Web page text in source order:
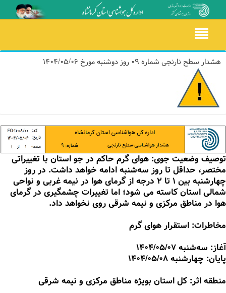
Toggle
navigation
هشدار سطح نارنجی شماره 09 روز دوشنبه مورخ 1404/05/06
توصیف وضعیت جوی: هوای گرم حاکم در جو استان با تغییراتی
مختصر، حداقل تا روز سه‌شنبه ادامه خواهد داشت. در روز
چهارشنبه بین 1 تا 2 درجه از گرمای هوا در نیمه غربی و نواحی
شمالی استان کاسته می شود؛ اما تغییرات چشمگیری در گرمای
هوا در مناطق مرکزی و نیمه شرقی روی نخواهد داد.
مخاطرات: استقرار هوای گرم
آغاز: سه‌شنبه 1404/05/07
پایان: چهارشنبه 1404/05/08
منطقه اثر: کل استان بویژه مناطق مرکزی و نیمه شرقی